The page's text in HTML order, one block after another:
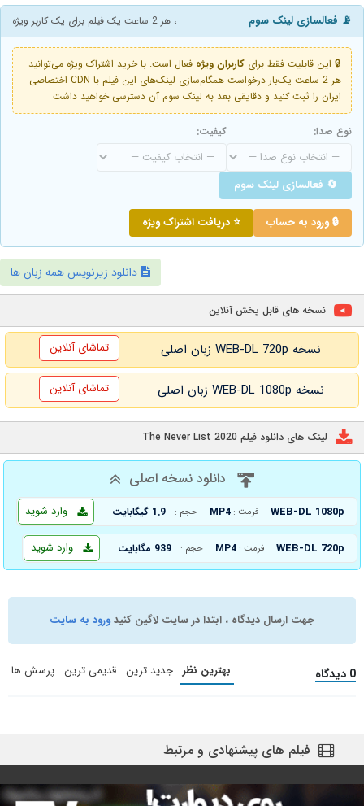
📡 فعالسازی لینک سوم ، هر 2 ساعت یک فیلم برای یک کاربر ویژه
🔒 این قابلیت فقط برای کاربران ویژه فعال است. با خرید اشتراک ویژه می‌توانید
هر 2 ساعت یک‌بار درخواست همگام‌سازی لینک‌های این فیلم با CDN اختصاصی
ایران را ثبت کنید و دقایقی بعد به لینک سوم آن دسترسی خواهید داشت
نوع صدا: کیفیت:
🔄 فعالسازی لینک سوم
🔒 ورود به حساب ⭐ دریافت اشتراک ویژه
دانلود زیرنویس همه زبان ها
نسخه های قابل پخش آنلاین
نسخه WEB-DL 720p زبان اصلی تماشای آنلاین
نسخه WEB-DL 1080p زبان اصلی تماشای آنلاین
لینک های دانلود فیلم The Never List 2020
دانلود نسخه اصلی
WEB-DL 1080p فرمت : MP4 حجم : 1.9 گیگابایت وارد شوید
WEB-DL 720p فرمت : MP4 حجم : 939 مگابایت وارد شوید
جهت ارسال دیدگاه ، ابتدا در سایت لاگین کنیدورود به سایت
0 دیدگاه بهترین نظر جدید ترین قدیمی ترین پرسش ها
فیلم های پیشنهادی و مرتبط